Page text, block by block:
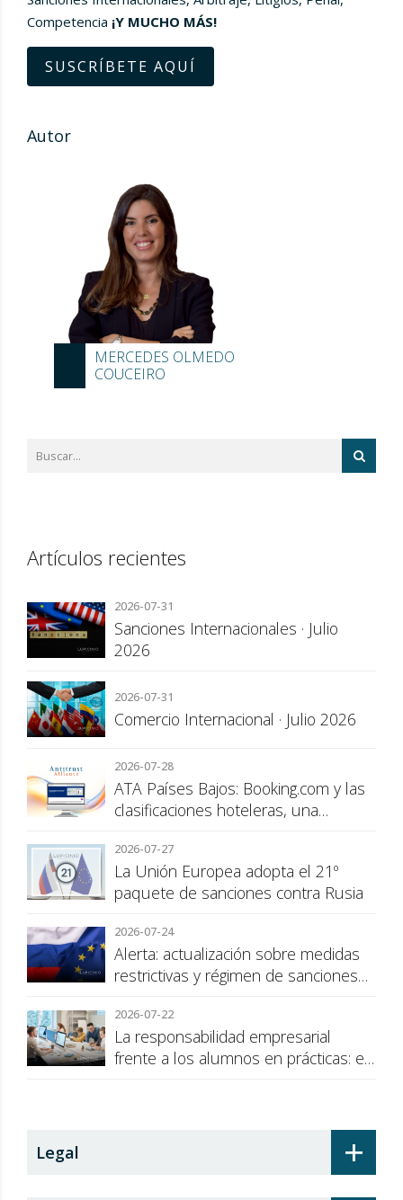
Competencia ¡Y MUCHO MÁS!
SUSCRÍBETE AQUÍ
Autor
MERCEDES OLMEDO
COUCEIRO
Artículos recientes
2026-07-31
Sanciones Internacionales · Julio
2026
2026-07-31
Comercio Internacional · Julio 2026
2026-07-28
ATA Países Bajos: Booking.com y las
clasificaciones hoteleras, una
consumidor
2026-07-27
La Unión Europea adopta el 21º
paquete de sanciones contra Rusia
2026-07-24
Alerta: actualización sobre medidas
restrictivas y régimen de sanciones
2026-07-22
La responsabilidad empresarial
frente a los alumnos en prácticas: el
+
Legal